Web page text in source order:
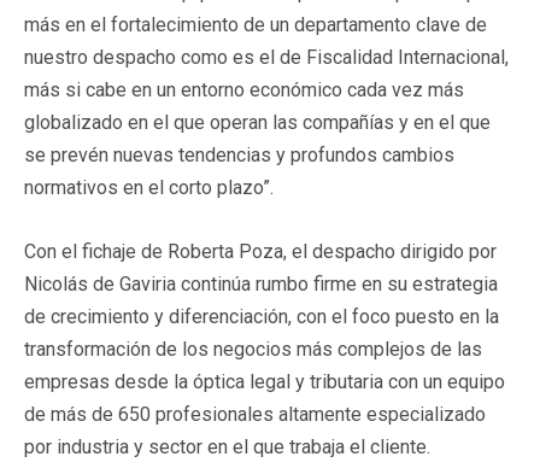
más en el fortalecimiento de un departamento clave de
nuestro despacho como es el de Fiscalidad Internacional,
más si cabe en un entorno económico cada vez más
globalizado en el que operan las compañías y en el que
se prevén nuevas tendencias y profundos cambios
normativos en el corto plazo”.
Con el fichaje de Roberta Poza, el despacho dirigido por
Nicolás de Gaviria continúa rumbo firme en su estrategia
de crecimiento y diferenciación, con el foco puesto en la
transformación de los negocios más complejos de las
empresas desde la óptica legal y tributaria con un equipo
de más de 650 profesionales altamente especializado
por industria y sector en el que trabaja el cliente.